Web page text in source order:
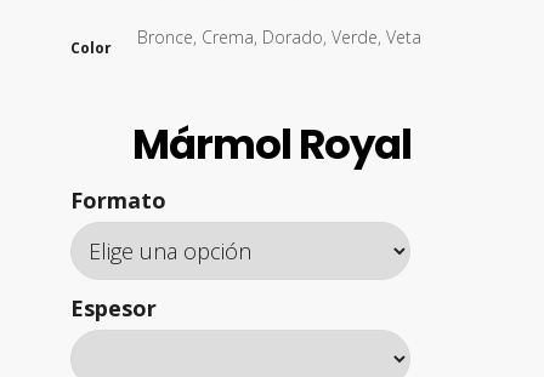
Color Bronce, Crema, Dorado, Verde, Veta
Mármol Royal
Formato
Espesor